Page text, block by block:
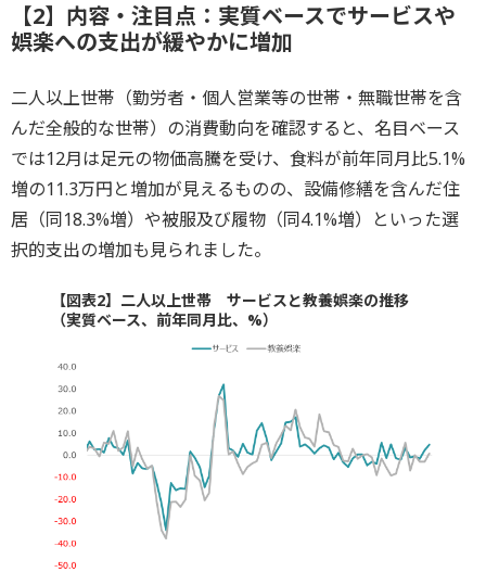
【2】内容・注目点：実質ベースでサービスや
娯楽への支出が緩やかに増加
二人以上世帯（勤労者・個人営業等の世帯・無職世帯を含
んだ全般的な世帯）の消費動向を確認すると、名目ベース
では12月は足元の物価高騰を受け、食料が前年同月比5.1%
増の11.3万円と増加が見えるものの、設備修繕を含んだ住
居（同18.3%増）や被服及び履物（同4.1%増）といった選
択的支出の増加も見られました。
【図表2】二人以上世帯 サービスと教養娯楽の推移
（実質ベース、前年同月比、%）